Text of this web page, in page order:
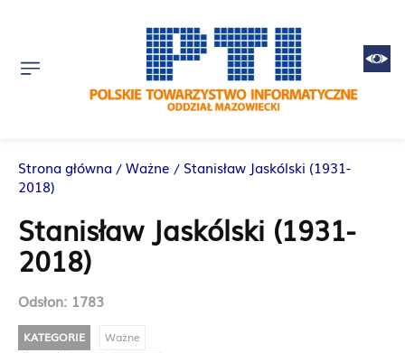
Strona główna Ważne
Stanisław Jaskólski (1931-
2018)
Stanisław Jaskólski (1931-
2018)
Odsłon: 1783
KATEGORIE
Ważne